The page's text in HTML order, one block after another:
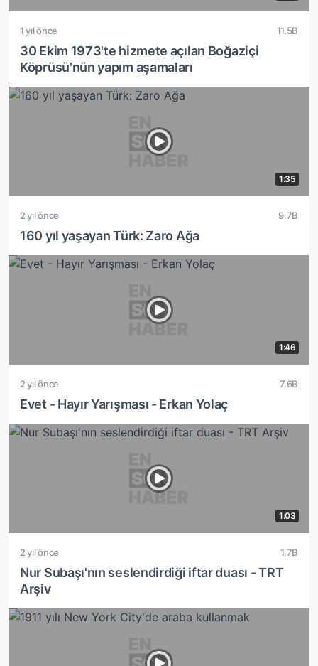
1 yıl önce 11.5B
30 Ekim 1973'te hizmete açılan Boğaziçi
Köprüsü'nün yapım aşamaları
1:35
2 yıl önce 9.7B
160 yıl yaşayan Türk: Zaro Ağa
1:46
2 yıl önce 7.6B
Evet - Hayır Yarışması - Erkan Yolaç
1:03
2 yıl önce 1.7B
Nur Subaşı'nın seslendirdiği iftar duası - TRT
Arşiv